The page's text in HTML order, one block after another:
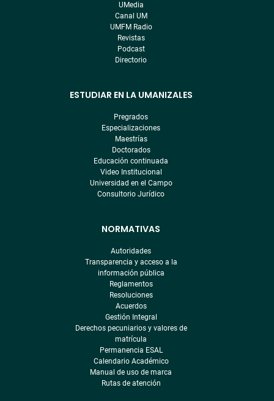
UMedia
Canal UM
UMFM Radio
Revistas
Podcast
Directorio
ESTUDIAR EN LA UMANIZALES
Pregrados
Especializaciones
Maestrías
Doctorados
Educación continuada
Video Institucional
Universidad en el Campo
Consultorio Jurídico
NORMATIVAS
Autoridades
Transparencia y acceso a la
información pública
Reglamentos
Resoluciones
Acuerdos
Gestión Integral
Derechos pecuniarios y valores de
matrícula
Permanencia ESAL
Calendario Académico
Manual de uso de marca
Rutas de atención